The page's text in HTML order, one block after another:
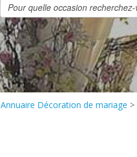
Annuaire Décoration de mariage >